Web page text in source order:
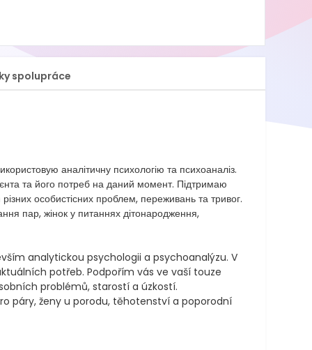
spolupráce
аналітичну психологію та психоаналіз.
та його потреб на даний момент. Підтримаю
особистісних проблем, переживань та тривог.
пар, жінок у питаннях дітонародження,
analytickou psychologii a psychoanalýzu. V
potřeb. Podpořím vás ve vaší touze
problémů, starostí a úzkostí.
páry, ženy u porodu, těhotenství a poporodní